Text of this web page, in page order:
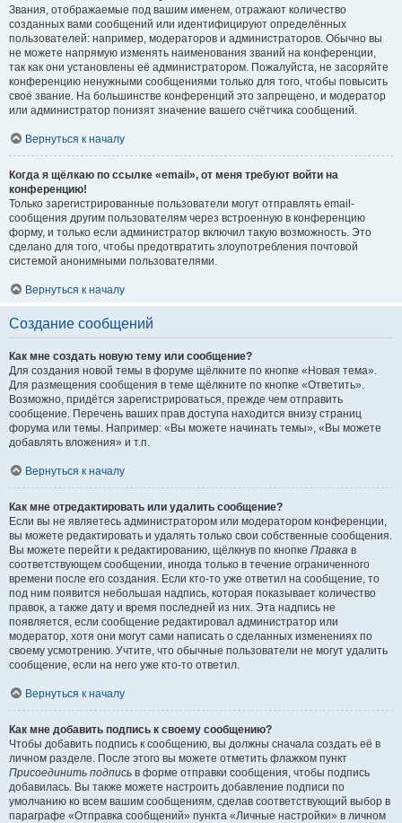
Звания, отображаемые под вашим именем, отражают количество
созданных вами сообщений или идентифицируют определённых
пользователей: например, модераторов и администраторов. Обычно вы
не можете напрямую изменять наименования званий на конференции,
так как они установлены её администратором. Пожалуйста, не засоряйте
конференцию ненужными сообщениями только для того, чтобы повысить
своё звание. На большинстве конференций это запрещено, и модератор
или администратор понизят значение вашего счётчика сообщений.
Вернуться к началу
Когда я щёлкаю по ссылке «email», от меня требуют войти на
конференцию!
Только зарегистрированные пользователи могут отправлять email-
сообщения другим пользователям через встроенную в конференцию
форму, и только если администратор включил такую возможность. Это
сделано для того, чтобы предотвратить злоупотребления почтовой
системой анонимными пользователями.
Вернуться к началу
Создание сообщений
Как мне создать новую тему или сообщение?
Для создания новой темы в форуме щёлкните по кнопке «Новая тема».
Для размещения сообщения в теме щёлкните по кнопке «Ответить».
Возможно, придётся зарегистрироваться, прежде чем отправить
сообщение. Перечень ваших прав доступа находится внизу страниц
форума или темы. Например: «Вы можете начинать темы», «Вы можете
добавлять вложения» и т.п.
Вернуться к началу
Как мне отредактировать или удалить сообщение?
Если вы не являетесь администратором или модератором конференции,
вы можете редактировать и удалять только свои собственные сообщения.
Вы можете перейти к редактированию, щёлкнув по кнопке Правка в
соответствующем сообщении, иногда только в течение ограниченного
времени после его создания. Если кто-то уже ответил на сообщение, то
под ним появится небольшая надпись, которая показывает количество
правок, а также дату и время последней из них. Эта надпись не
появляется, если сообщение редактировал администратор или
модератор, хотя они могут сами написать о сделанных изменениях по
своему усмотрению. Учтите, что обычные пользователи не могут удалить
сообщение, если на него уже кто-то ответил.
Вернуться к началу
Как мне добавить подпись к своему сообщению?
Чтобы добавить подпись к сообщению, вы должны сначала создать её в
личном разделе. После этого вы можете отметить флажком пункт
Присоединить подпись в форме отправки сообщения, чтобы подпись
добавилась. Вы также можете настроить добавление подписи по
умолчанию ко всем вашим сообщениям, сделав соответствующий выбор в
параграфе «Отправка сообщений» пункта «Личные настройки» в личном